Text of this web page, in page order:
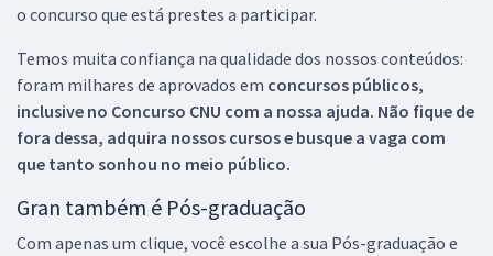
o concurso que está prestes a participar.
Temos muita confiança na qualidade dos nossos conteúdos:
foram milhares de aprovados em concursos públicos,
inclusive no Concurso CNU com a nossa ajuda. Não fique de
fora dessa, adquira nossos cursos e busque a vaga com
que tanto sonhou no meio público.
Gran também é Pós-graduação
Com apenas um clique, você escolhe a sua Pós-graduação e